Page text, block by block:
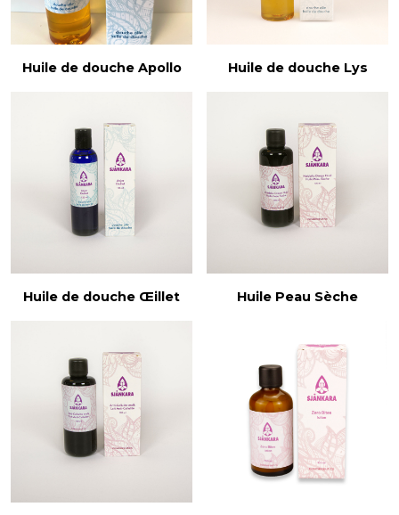
Huile de douche Apollo Huile de douche Lys
Huile de douche Œillet Huile Peau Sèche